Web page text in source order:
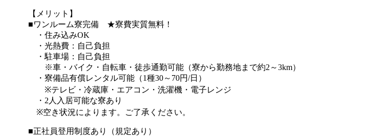
【メリット】
■ワンルーム寮完備 ★寮費実質無料！
・住み込みOK
・光熱費：自己負担
・駐車場：自己負担
※車・バイク・自転車・徒歩通勤可能（寮から勤務地まで約2～3km）
・寮備品有償レンタル可能（1種30～70円/日）
※テレビ・冷蔵庫・エアコン・洗濯機・電子レンジ
・2人入居可能な寮あり
※空き状況によります。ご了承ください。
■正社員登用制度あり（規定あり）